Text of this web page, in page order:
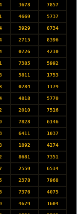
3678 7857
4669 5737
3929 8734
2715 8396
0726 4210
7385 5992
5811 1753
0284 1179
4818 5770
2010 7516
7828 6146
6411 1037
1892 4274
8681 7351
2559 6514
2378 7968
7376 4075
4679 1604